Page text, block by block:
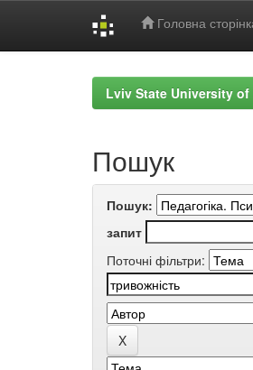
Головна
Lviv State University
Пошук
Пошук:
запит
Поточні фільтри: